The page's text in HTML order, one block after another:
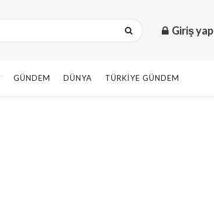
Giriş yap
GÜNDEM DÜNYA TÜRKIYE GÜNDEM